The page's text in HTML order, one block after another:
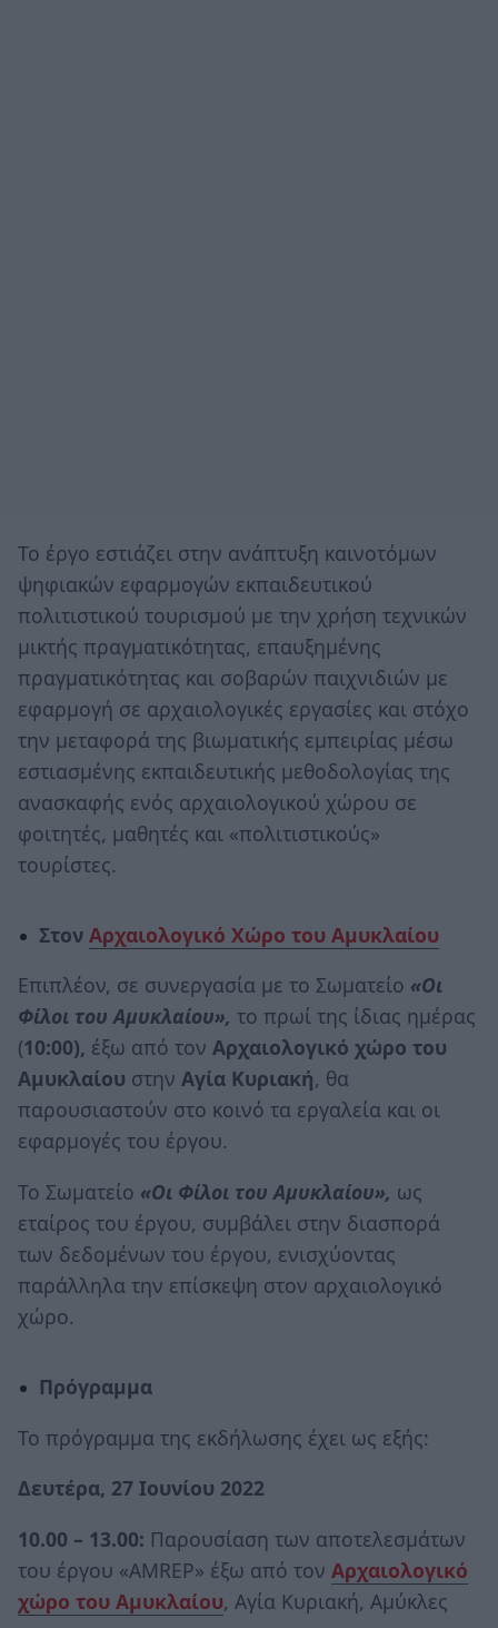
Το έργο εστιάζει στην ανάπτυξη καινοτόμων
ψηφιακών εφαρμογών εκπαιδευτικού
πολιτιστικού τουρισμού με την χρήση τεχνικών
μικτής πραγματικότητας, επαυξημένης
πραγματικότητας και σοβαρών παιχνιδιών με
εφαρμογή σε αρχαιολογικές εργασίες και στόχο
την μεταφορά της βιωματικής εμπειρίας μέσω
εστιασμένης εκπαιδευτικής μεθοδολογίας της
ανασκαφής ενός αρχαιολογικού χώρου σε
φοιτητές, μαθητές και «πολιτιστικούς»
τουρίστες.
Στον Αρχαιολογικό Χώρο του Αμυκλαίου
Επιπλέον, σε συνεργασία με το Σωματείο «Οι
Φίλοι του Αμυκλαίου», το πρωί της ίδιας ημέρας
(10:00), έξω από τον Αρχαιολογικό χώρο του
Αμυκλαίου στην Αγία Κυριακή, θα
παρουσιαστούν στο κοινό τα εργαλεία και οι
εφαρμογές του έργου.
Το Σωματείο «Οι Φίλοι του Αμυκλαίου», ως
εταίρος του έργου, συμβάλει στην διασπορά
των δεδομένων του έργου, ενισχύοντας
παράλληλα την επίσκεψη στον αρχαιολογικό
χώρο.
Πρόγραμμα
Το πρόγραμμα της εκδήλωσης έχει ως εξής:
Δευτέρα, 27 Ιουνίου 2022
10.00 – 13.00: Παρουσίαση των αποτελεσμάτων
του έργου «AMREP» έξω από τον Αρχαιολογικό
χώρο του Αμυκλαίου, Αγία Κυριακή, Αμύκλες